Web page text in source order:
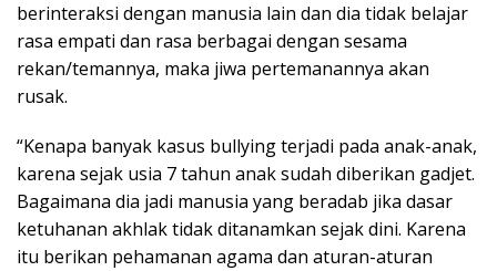
berinteraksi dengan manusia lain dan dia tidak belajar
rasa empati dan rasa berbagai dengan sesama
rekan/temannya, maka jiwa pertemanannya akan
rusak.
“Kenapa banyak kasus bullying terjadi pada anak-anak,
karena sejak usia 7 tahun anak sudah diberikan gadjet.
Bagaimana dia jadi manusia yang beradab jika dasar
ketuhanan akhlak tidak ditanamkan sejak dini. Karena
itu berikan pehamanan agama dan aturan-aturan